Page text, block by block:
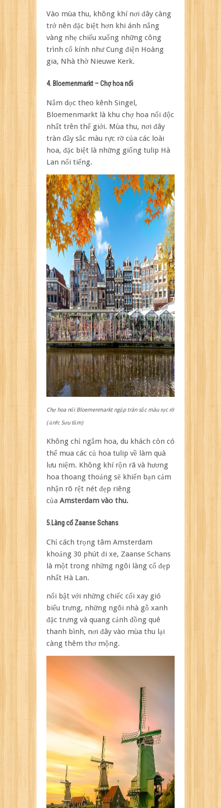
Vào mùa thu, không khí nơi đây càng
trở nên đặc biệt hơn khi ánh nắng
vàng nhẹ chiếu xuống những công
trình cổ kính như Cung điện Hoàng
gia, Nhà thờ Nieuwe Kerk.
4. Bloemenmarkt – Chợ hoa nổi
Nằm dọc theo kênh Singel,
Bloemenmarkt là khu chợ hoa nổi độc
nhất trên thế giới. Mùa thu, nơi đây
tràn đầy sắc màu rực rỡ của các loài
hoa, đặc biệt là những giống tulip Hà
Lan nổi tiếng.
Chợ hoa nổi Bloemenmarkt ngập tràn sắc màu rực rỡ
( ảnh: Sưu tầm)
Không chỉ ngắm hoa, du khách còn có
thể mua các củ hoa tulip về làm quà
lưu niệm. Không khí rộn rã và hương
hoa thoang thoảng sẽ khiến bạn cảm
nhận rõ rệt nét đẹp riêng
của Amsterdam vào thu.
5.Làng cổ Zaanse Schans
Chỉ cách trọng tâm Amsterdam
khoảng 30 phút đi xe, Zaanse Schans
là một trong những ngôi làng cổ đẹp
nhất Hà Lan.
nổi bật với những chiếc cối xay gió
biểu trưng, những ngôi nhà gỗ xanh
đặc trưng và quang cảnh đồng quê
thanh bình, nơi đây vào mùa thu lại
càng thêm thơ mộng.